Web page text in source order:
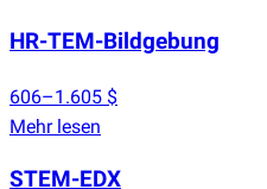
HR-TEM-Bildgebung
606–1.605 $
Mehr lesen
STEM-EDX